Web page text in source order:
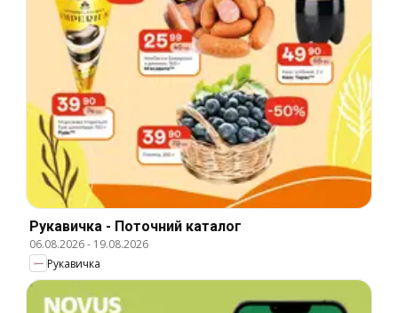
Рукавичка - Поточний каталог
06.08.2026- 19.08.2026
Рукавичка